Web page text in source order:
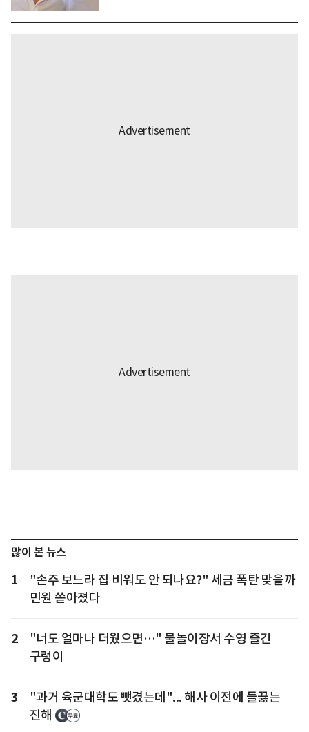
많이 본 뉴스
1
"손주 보느라 집 비워도 안 되나요?" 세금 폭탄 맞을까
민원 쏟아졌다
2
"너도 얼마나 더웠으면…" 물놀이장서 수영 즐긴
구렁이
3
"과거 육군대학도 뺏겼는데"... 해사 이전에 들끓는
진해